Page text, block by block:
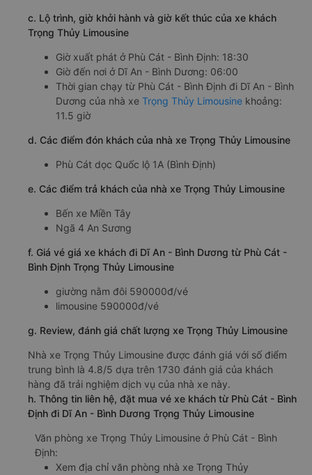
b. Hình ảnh xe Trọng Thủy Limousine
c. Lộ trình, giờ khởi hành và giờ kết thúc của xe khách
Trọng Thủy Limousine
Giờ xuất phát ở Phù Cát - Bình Định: 18:30
Giờ đến nơi ở Dĩ An - Bình Dương: 06:00
Thời gian chạy từ Phù Cát - Bình Định đi Dĩ An - Bình
11.5 giờ
d. Các điểm đón khách của nhà xe Trọng Thủy Limousine
Phù Cát dọc Quốc lộ 1A (Bình Định)
Bến xe Miền Tây
f. Giá vé giá xe khách đi Dĩ An - Bình Dương từ Phù Cát -
limousine 590000đ/vé
g. Review, đánh giá chất lượng xe Trọng Thủy Limousine
Nhà xe Trọng Thủy Limousine được đánh giá với số điểm
trung bình là 4.8/5 dựa trên 1730 đánh giá của khách
hàng đã trải nghiệm dịch vụ của nhà xe này.
h. Thông tin liên hệ, đặt mua vé xe khách từ Phù Cát - Bình
Định đi Dĩ An - Bình Dương Trọng Thủy Limousine